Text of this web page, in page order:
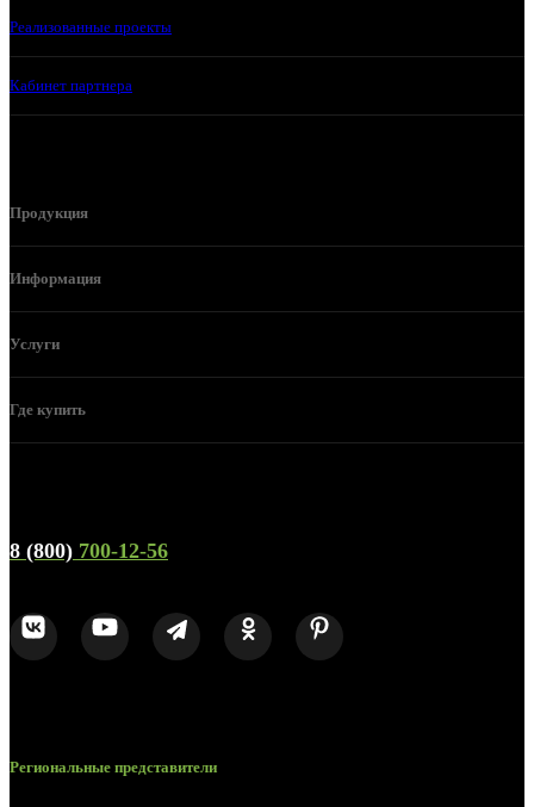
Реализованные проекты
Кабинет партнера
Продукция
Информация
Услуги
Где купить
8 (800) 700-12-56
Региональные представители